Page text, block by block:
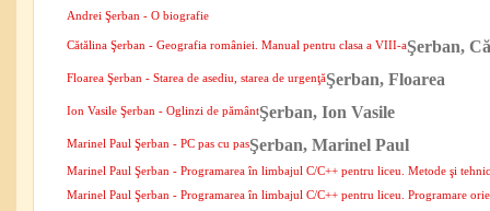
Andrei Şerban - O biografie
Şerban,
Cătălina Şerban - Geografia româniei. Manual pentru clasa a VIII-a
Şerban, Floarea
Floarea Şerban - Starea de asediu, starea de urgenţă
Şerban, Ion Vasile
Ion Vasile Şerban - Oglinzi de pământ
Şerban, Marinel Paul
Marinel Paul Şerban - PC pas cu pas
Marinel Paul Şerban - Programarea în limbajul C/C++ pentru liceu. Metode şi
Marinel Paul Şerban - Programarea în limbajul C/C++ pentru liceu. Programare